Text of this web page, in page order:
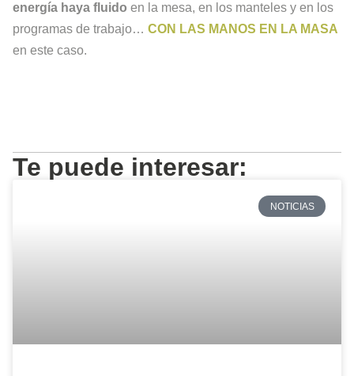
energía haya fluido en la mesa, en los manteles y en los
programas de trabajo… CON LAS MANOS EN LA MASA
en este caso.
Te puede interesar:
NOTICIAS